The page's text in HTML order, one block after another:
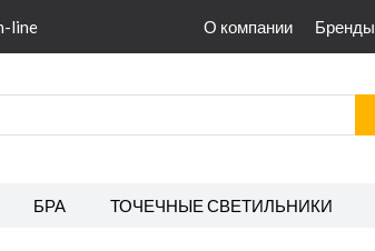
line О компании Бренды
БРА ТОЧЕЧНЫЕ СВЕТИЛЬНИКИ